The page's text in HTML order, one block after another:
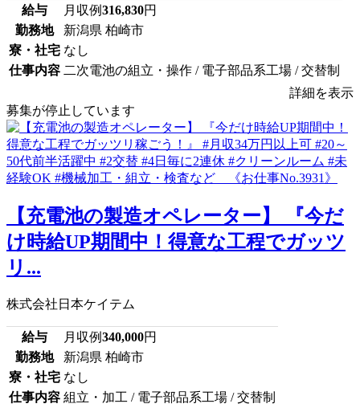
給与 月収例316,830円
勤務地
新潟県 柏崎市
寮・社宅 なし
仕事内容 二次電池の組立・操作 / 電子部品系工場 / 交替制
詳細を表示
募集が停止しています
【充電池の製造オペレーター】 『今だ
け時給UP期間中！得意な工程でガッツ
リ...
株式会社日本ケイテム
給与 月収例340,000円
勤務地
新潟県 柏崎市
寮・社宅 なし
仕事内容 組立・加工 / 電子部品系工場 / 交替制